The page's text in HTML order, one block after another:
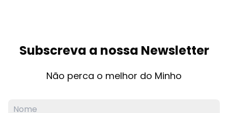
Subscreva a nossa Newsletter
Não perca o melhor do Minho